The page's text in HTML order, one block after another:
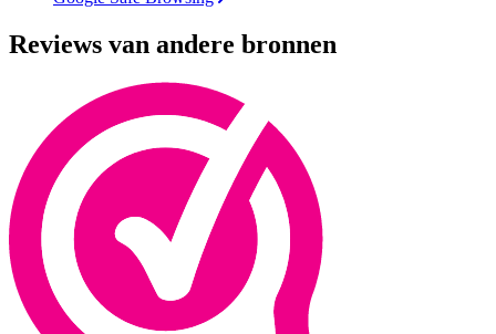
Reviews van andere bronnen